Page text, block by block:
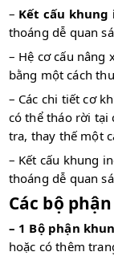
– Kết cấu khung
thoáng dễ quan
– Hệ cơ cấu nâng
bằng một cách
– Các chi tiết cơ
có thể tháo rời tại
tra, thay thế một
– Kết cấu khung
thoáng dễ quan
Các bộ
– 1 Bộ phận
hoặc có thêm